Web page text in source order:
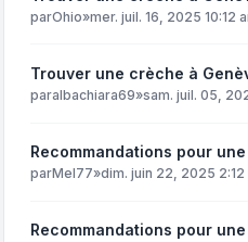
parOhio»mer. juil. 16, 2025 10:12
Trouver une crèche à
paralbachiara69»sam. juil. 05,
Recommandations pour
parMel77»dim. juin 22, 2025 2:12
Recommandations pour